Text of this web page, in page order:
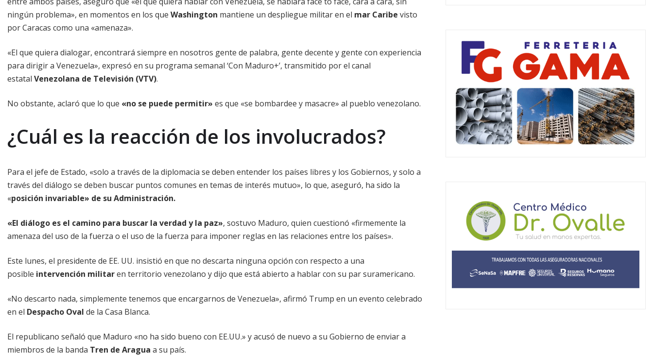
ningún problema», en momentos en los que Washington mantiene un despliegue militar en el mar Caribe visto
por Caracas como una «amenaza».
«El que quiera dialogar, encontrará siempre en nosotros gente de palabra, gente decente y gente con experiencia
para dirigir a Venezuela», expresó en su programa semanal ‘Con Maduro+’, transmitido por el canal
estatal Venezolana de Televisión (VTV).
No obstante, aclaró que lo que «no se puede permitir» es que «se bombardee y masacre» al pueblo venezolano.
¿Cuál es la reacción de los involucrados?
Para el jefe de Estado, «solo a través de la diplomacia se deben entender los países libres y los Gobiernos, y solo a
través del diálogo se deben buscar puntos comunes en temas de interés mutuo», lo que, aseguró, ha sido la
«posición invariable» de su Administración.
«El diálogo es el camino para buscar la verdad y la paz», sostuvo Maduro, quien cuestionó «firmemente la
amenaza del uso de la fuerza o el uso de la fuerza para imponer reglas en las relaciones entre los países».
Este lunes, el presidente de EE. UU. insistió en que no descarta ninguna opción con respecto a una
posible intervención militaren territorio venezolano y dijo que está abierto a hablar con su par suramericano.
«No descarto nada, simplemente tenemos que encargarnos de Venezuela», afirmó Trump en un evento celebrado
en el Despacho Oval de la Casa Blanca.
El republicano señaló que Maduro «no ha sido bueno con EE.UU.» y acusó de nuevo a su Gobierno de enviar a
miembros de la banda Tren de Aragua a su país.